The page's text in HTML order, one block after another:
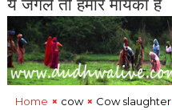
ये जंगल तो हमारे मायका हैं
Home cow Cow slaughter